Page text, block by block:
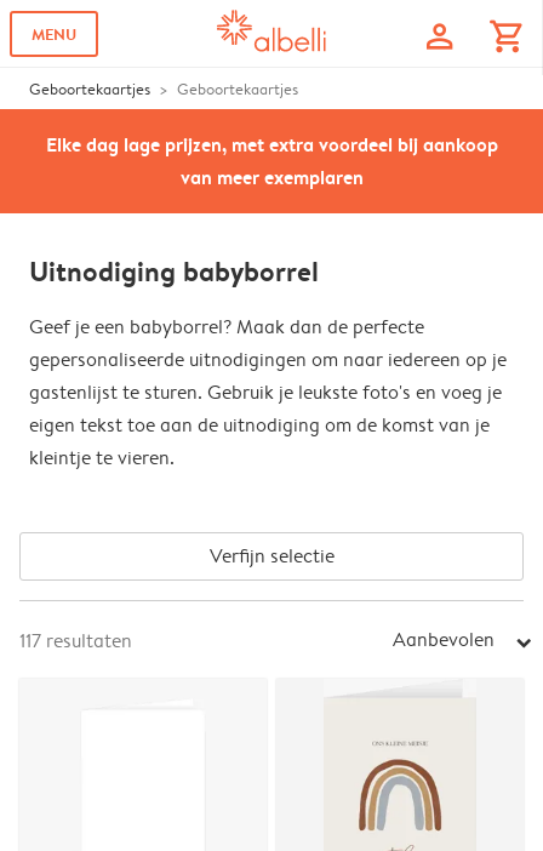
MENU profile shopping_cart
Geboortekaartjes Geboortekaartjes
Elke dag lage prijzen, met extra voordeel bij aankoop
van meer exemplaren
Uitnodiging babyborrel
Geef je een babyborrel? Maak dan de perfecte
gepersonaliseerde uitnodigingen om naar iedereen op je
gastenlijst te sturen. Gebruik je leukste foto's en voeg je
eigen tekst toe aan de uitnodiging om de komst van je
kleintje te vieren.
Verfijn selectie
117 resultaten Aanbevolen arrow_right